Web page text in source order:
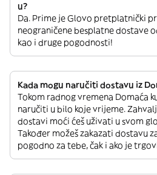
u?
Da. Prime je Glovo pretplatnički
neograničene besplatne dostave
kao i druge pogodnosti!
Kada mogu naručiti dostavu iz
Tokom radnog vremena Domaća
naručiti u bilo koje vrijeme.
dostavi moći ćeš uživati u svom
Također možeš zakazati dostavu
pogodno za tebe, čak i ako je